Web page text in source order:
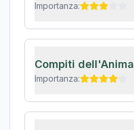
Importanza:
Compiti dell'Anima
Importanza: